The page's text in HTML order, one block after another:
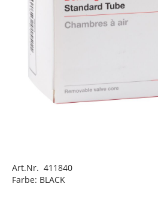
Art.Nr. 411840
Farbe: BLACK